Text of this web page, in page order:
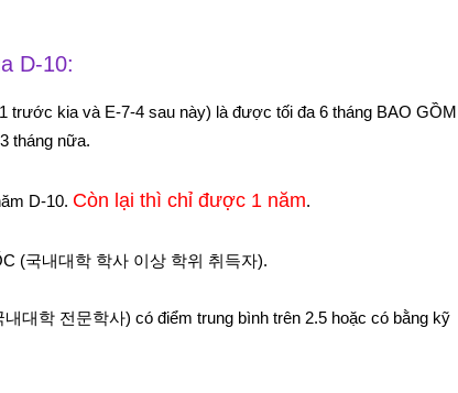
D-10:
trước kia và E-7-4 sau này) là được tối đa 6 tháng BAO GỒM
tháng nữa.
D-10. Còn lại thì chỉ được 1 năm.
(국내대학 학사 이상 학위 취득자).
대학 전문학사) có điểm trung bình trên 2.5 hoặc có bằng kỹ